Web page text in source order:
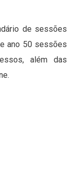
de sessões
ano 50 sessões
além das